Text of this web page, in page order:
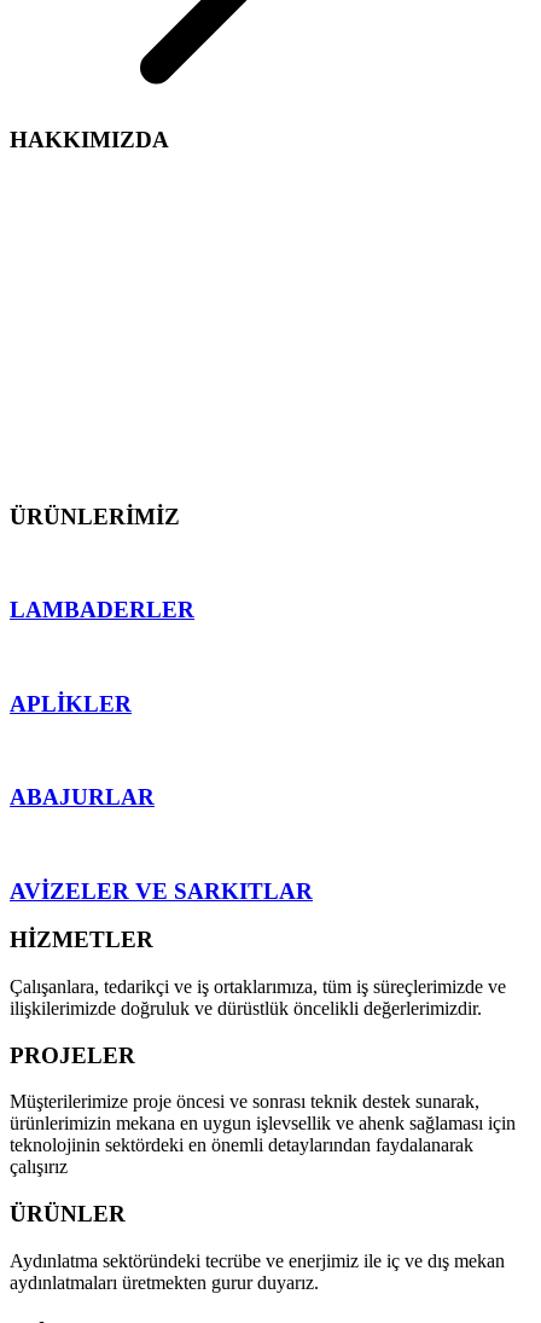
HAKKIMIZDA
ÜRÜNLERİMİZ
LAMBADERLER
APLİKLER
ABAJURLAR
AVİZELER VE SARKITLAR
HİZMETLER
Çalışanlara, tedarikçi ve iş ortaklarımıza, tüm iş süreçlerimizde ve
ilişkilerimizde doğruluk ve dürüstlük öncelikli değerlerimizdir.
PROJELER
Müşterilerimize proje öncesi ve sonrası teknik destek sunarak,
ürünlerimizin mekana en uygun işlevsellik ve ahenk sağlaması için
teknolojinin sektördeki en önemli detaylarından faydalanarak
çalışırız
ÜRÜNLER
Aydınlatma sektöründeki tecrübe ve enerjimiz ile iç ve dış mekan
aydınlatmaları üretmekten gurur duyarız.